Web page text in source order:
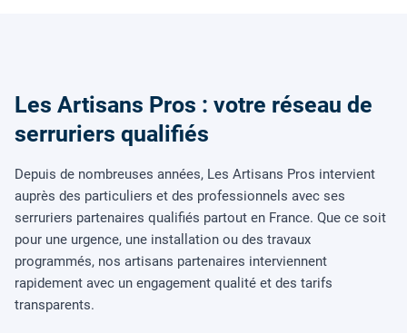
Les Artisans Pros : votre réseau de
serruriers qualifiés
Depuis de nombreuses années, Les Artisans Pros intervient
auprès des particuliers et des professionnels avec ses
serruriers partenaires qualifiés partout en France. Que ce soit
pour une urgence, une installation ou des travaux
programmés, nos artisans partenaires interviennent
rapidement avec un engagement qualité et des tarifs
transparents.